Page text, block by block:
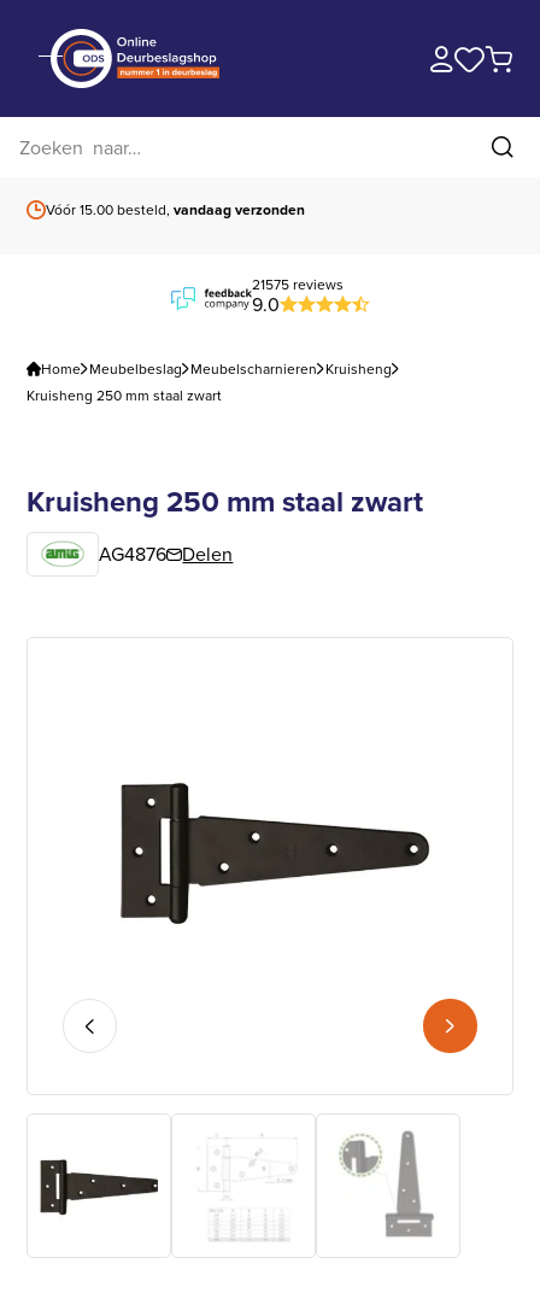
Vóór 15.00 besteld,vandaag verzonden
21575 reviews
9.0
Home Meubelbeslag Meubelscharnieren Kruisheng
Kruisheng 250 mm staal zwart
Kruisheng 250 mm staal zwart
AG4876 Delen